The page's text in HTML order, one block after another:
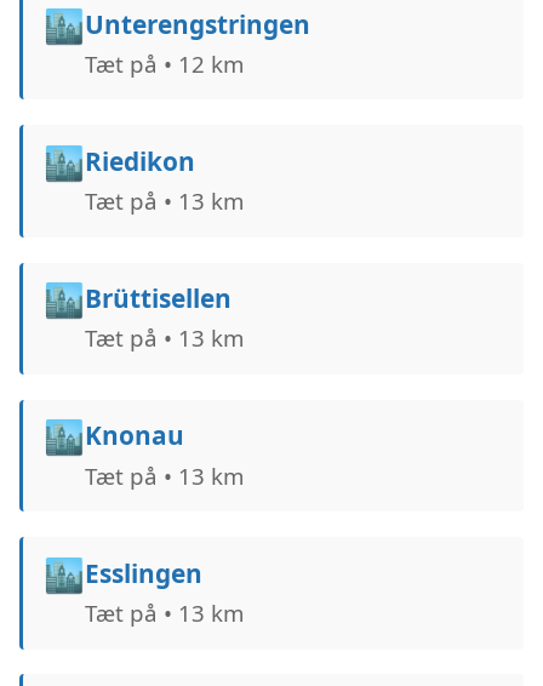
🏙️Unterengstringen
Tæt på • 12 km
🏙️Riedikon
Tæt på • 13 km
🏙️Brüttisellen
Tæt på • 13 km
🏙️Knonau
Tæt på • 13 km
🏙️Esslingen
Tæt på • 13 km